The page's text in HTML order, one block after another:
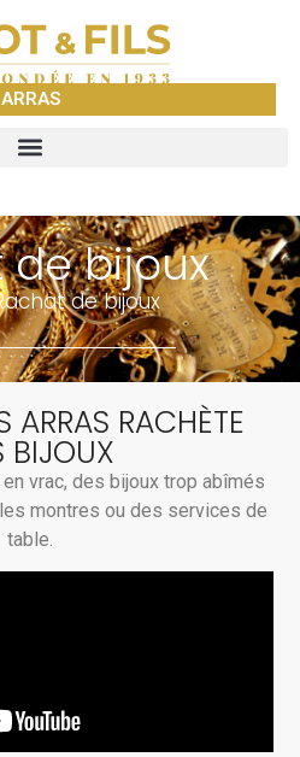
ARRAS
de bijoux
de bijoux
ARRAS RACHÈTE
BIJOUX
vrac, des bijoux trop abîmés
montres ou des services de
table.